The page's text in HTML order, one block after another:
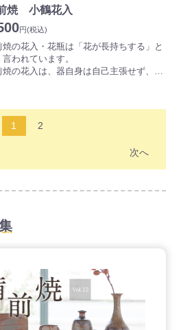
を多く含むこの土は遠赤外線効果が期待
、ご飯はふっくらと美味しくたけます。
に入れれば花は長持ちし、また一晩汲み
した水やお酒は角がとれてまろやかに！
お試しを・・・
瓶・・・２～３個
焼 小鶴花入
円(税込)
焼の花入・花瓶は「花が長持ちする」と
言われています。
焼の花入は、器自身は自己主張せず、花
花入や壺をよく用いたようです。
、花を生けずに床の間などに飾っても、
1 2
次へ